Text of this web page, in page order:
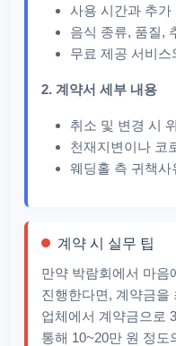
사용 시간과 추가
음식 종류, 품질,
무료 제공 서비
2. 계약서 세부 내용
취소 및 변경 시
천재지변이나 코
웨딩홀 측 귀책
계약 시 실무 팁
만약 박람회에서 마음
진행한다면, 계약금을
업체에서 계약금으로
통해 10~20만 원 정